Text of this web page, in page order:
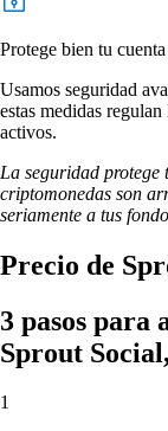
Protege bien tu cuenta
Usamos seguridad
estas medidas
activos.
La seguridad protege
criptomonedas son
seriamente a tus
Precio de
3 pasos para
Sprout
1